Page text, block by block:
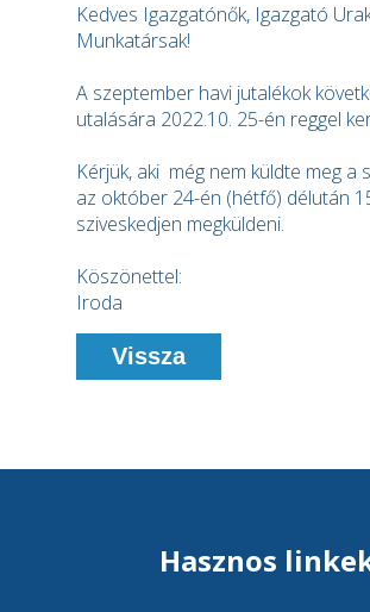
Kedves Igazgatónők, Igazgató
Munkatársak!
A szeptember havi jutalékok
utalására 2022.10. 25-én reggel
Kérjük, aki még nem küldte meg a
az október 24-én (hétfő) délután
sziveskedjen megküldeni.
Köszönettel:
Iroda
Vissza
Hasznos